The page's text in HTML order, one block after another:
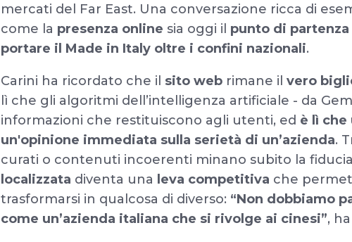
mercati del Far East. Una conversazione ricca di
come la presenza online sia oggi il punto di
portare il Made in Italy oltre i confini nazionali.
Carini ha ricordato che il sito web rimane ilvero
lì che gli algoritmi dell’intelligenza artificiale - da
informazioni che restituiscono agli utenti, ed è lì
un'opinione immediata sulla serietà di un’azienda.
curati o contenuti incoerenti minano subito la
localizzata diventa una leva competitiva che
trasformarsi in qualcosa di diverso: “Non dobbiamo
come un’azienda italiana che si rivolge ai cinesi”,